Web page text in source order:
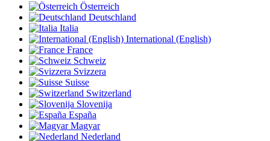
Österreich
Deutschland
Italia
International (English)
France
Schweiz
Svizzera
Suisse
Switzerland
Slovenija
España
Magyar
Nederland